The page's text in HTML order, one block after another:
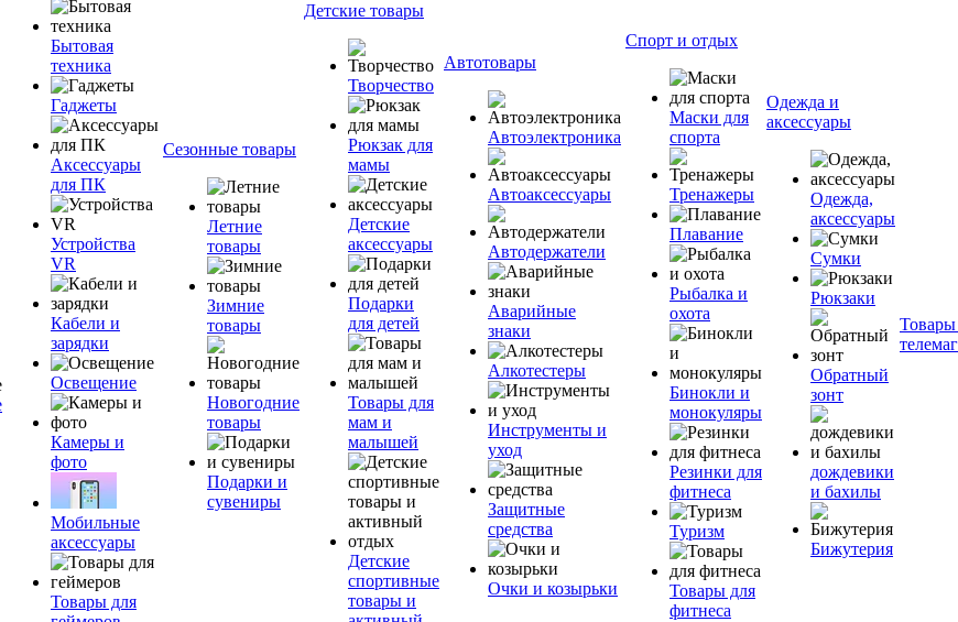
Бытовая
техника
Гаджеты
Аксессуары
для ПК
Устройства
VR
Кабели и
зарядки
Освещение
Камеры и
фото
Мобильные
аксессуары
Товары для
Сезонные товары
Летние
товары
Зимние
товары
Новогодние
товары
Подарки и
сувениры
Детские товары
Творчество
Рюкзак для
мамы
Детские
аксессуары
Подарки
для детей
Товары для
мам и
малышей
Детские
спортивные
товары и
Автотовары
Автоэлектроника
Автоаксессуары
Автодержатели
Аварийные
знаки
Алкотестеры
Инструменты и
уход
Защитные
средства
Очки и козырьки
Спорт и отдых
Маски для
спорта
Тренажеры
Плавание
Рыбалка и
охота
Бинокли и
монокуляры
Резинки для
фитнеса
Туризм
Товары для
фитнеса
Одежда и
аксессуары
Одежда,
аксессуары
Сумки
Рюкзаки
Обратный
зонт
дождевики
и бахилы
Бижутерия
Товары